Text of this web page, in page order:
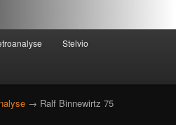
Stelvio
→ Ralf Binnewirtz 75